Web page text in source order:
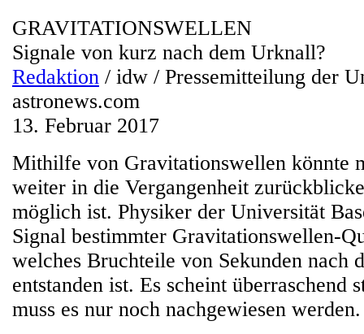
GRAVITATIONSWELLEN
Signale von kurz nach dem Urknall?
Redaktion / idw / Pressemitteilung der
astronews.com
13. Februar 2017
Mithilfe von Gravitationswellen könnte
weiter in die Vergangenheit
möglich ist. Physiker der Universität
Signal bestimmter Gravitationswellen-
welches Bruchteile von Sekunden nach
entstanden ist. Es scheint überraschend
muss es nur noch nachgewiesen werden.